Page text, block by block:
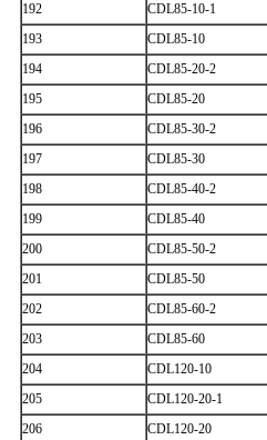
192
CDL85-10-1
193
CDL85-10
194
CDL85-20-2
195
CDL85-20
196
CDL85-30-2
197
CDL85-30
198
CDL85-40-2
199
CDL85-40
200
CDL85-50-2
201
CDL85-50
202
CDL85-60-2
203
CDL85-60
204
CDL120-10
205
CDL120-20-1
206
CDL120-20